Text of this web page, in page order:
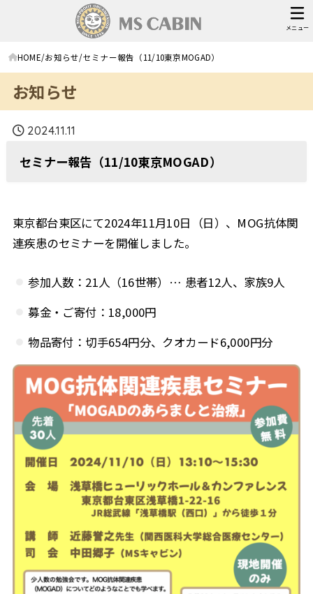
メニュー
HOME お知らせ セミナー報告（11/10東京MOGAD）
お知らせ
2024.11.11
セミナー報告（11/10東京MOGAD）
東京都台東区にて2024年11月10日（日）、MOG抗体関
連疾患のセミナーを開催しました。
参加人数：21人（16世帯）… 患者12人、家族9人
募金・ご寄付：18,000円
物品寄付：切手654円分、クオカード6,000円分